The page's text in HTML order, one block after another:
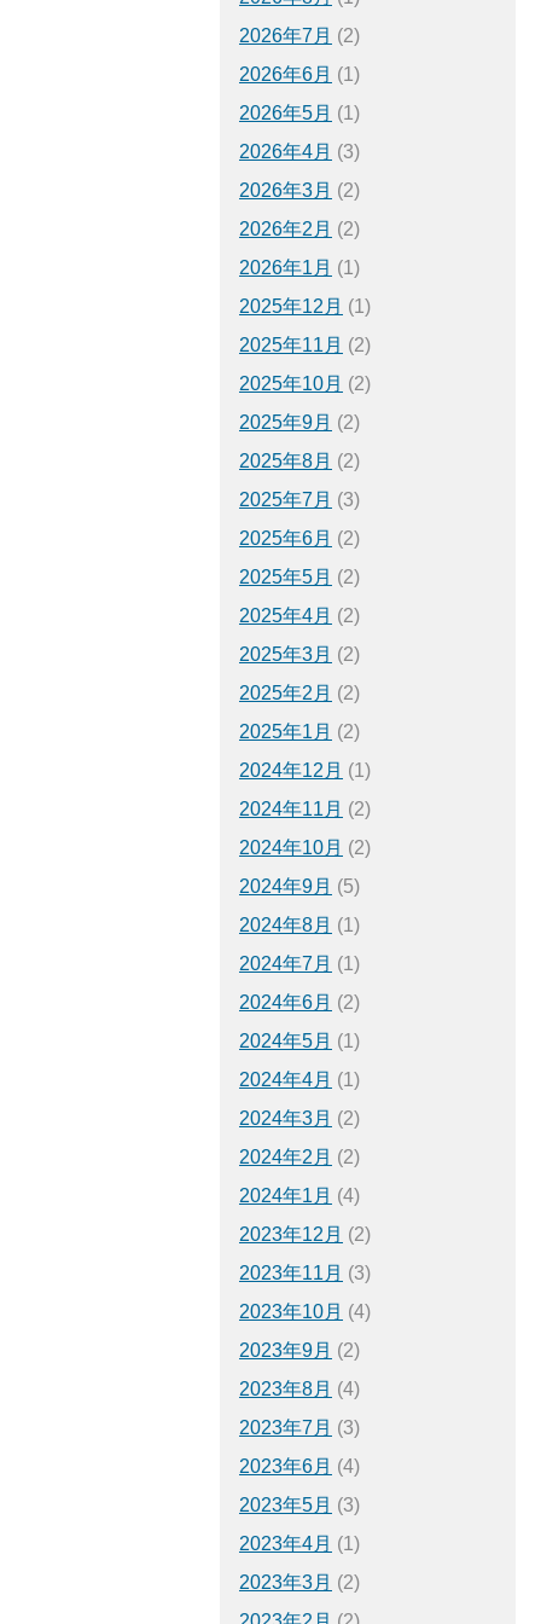
2026年7月 (2)
2026年6月 (1)
2026年5月 (1)
2026年4月 (3)
2026年3月 (2)
2026年2月 (2)
2026年1月 (1)
2025年12月 (1)
2025年11月 (2)
2025年10月 (2)
2025年9月 (2)
2025年8月 (2)
2025年7月 (3)
2025年6月 (2)
2025年5月 (2)
2025年4月 (2)
2025年3月 (2)
2025年2月 (2)
2025年1月 (2)
2024年12月 (1)
2024年11月 (2)
2024年10月 (2)
2024年9月 (5)
2024年8月 (1)
2024年7月 (1)
2024年6月 (2)
2024年5月 (1)
2024年4月 (1)
2024年3月 (2)
2024年2月 (2)
2024年1月 (4)
2023年12月 (2)
2023年11月 (3)
2023年10月 (4)
2023年9月 (2)
2023年8月 (4)
2023年7月 (3)
2023年6月 (4)
2023年5月 (3)
2023年4月 (1)
2023年3月 (2)